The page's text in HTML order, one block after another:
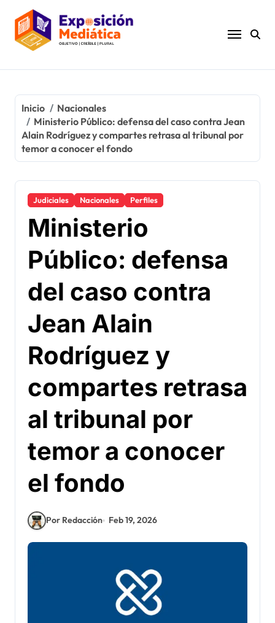
contenido
Inicio
Nacionales
Ministerio Público: defensa del caso contra Jean
Alain Rodríguez y compartes retrasa al tribunal por
temor a conocer el fondo
Judiciales Nacionales Perfiles
Ministerio
Público: defensa
del caso contra
Jean Alain
Rodríguez y
compartes retrasa
al tribunal por
temor a conocer
el fondo
Por Redacción Feb 19, 2026